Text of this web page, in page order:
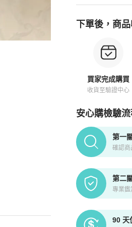
下單後，商
買家完成購買
收貨至驗證中心
安心購檢驗
PopChill拍拍
第一
確認商
第二
專業鑑
90 天